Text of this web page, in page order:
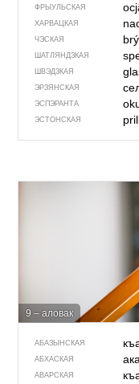
ФРЫУЛЬСКАЯ
ХАРВАЦКАЯ
ЧЭСКАЯ
ШАТЛЯНДЗКАЯ
ШВЭДЗКАЯ
ЭРЗЯНСКАЯ
ЭСПЭРАНТА
ЭСТОНСКАЯ
9 – аловак
АБАЗЫНСКАЯ
АБХАСКАЯ
АВАРСКАЯ